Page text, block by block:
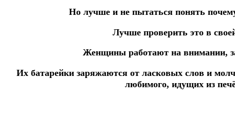
Но лучше и не пытаться понять
Лучше проверить это в
Женщины работают на внимании,
Их батарейки заряжаются от ласковых слов и
любимого, идущих из